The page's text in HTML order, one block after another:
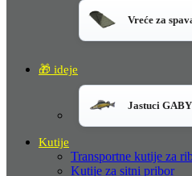
Vreće za
🎁 ideje
Jastuci
Kutije
Transportne kutije za
Kutije za sitni pribor